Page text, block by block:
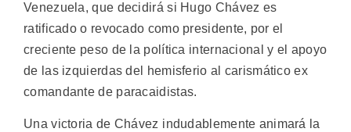
Venezuela, que decidirá si Hugo Chávez es
ratificado o revocado como presidente, por el
creciente peso de la política internacional y el apoyo
de las izquierdas del hemisferio al carismático ex
comandante de paracaidistas.
Una victoria de Chávez indudablemente animará la